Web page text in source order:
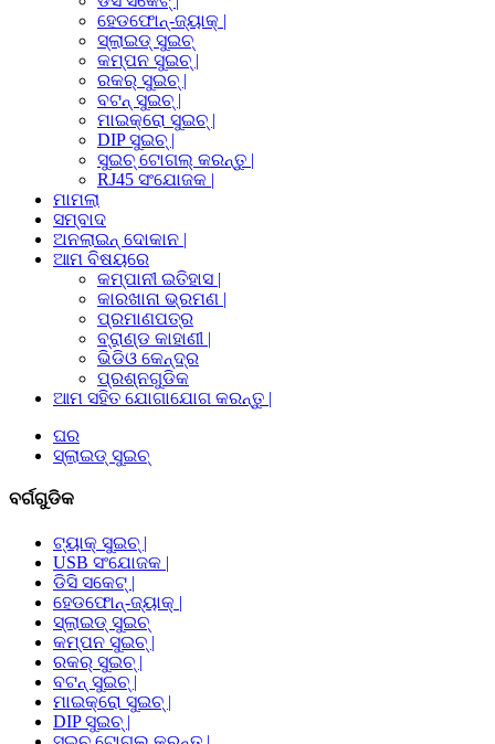
ହେଡଫୋନ୍-ଜ୍ୟାକ୍ |
ସ୍ଲାଇଡ୍ ସୁଇଚ୍
କମ୍ପନ ସୁଇଚ୍ |
ରକର୍ ସୁଇଚ୍ |
ବଟନ୍ ସୁଇଚ୍ |
ମାଇକ୍ରୋ ସୁଇଚ୍ |
DIP ସୁଇଚ୍ |
ସୁଇଚ୍ ଟୋଗଲ୍ କରନ୍ତୁ |
RJ45 ସଂଯୋଜକ |
ମାମଲା
ସମ୍ବାଦ
ଅନଲାଇନ୍ ଦୋକାନ |
ଆମ ବିଷୟରେ
କମ୍ପାନୀ ଇତିହାସ |
କାରଖାନା ଭ୍ରମଣ |
ପ୍ରମାଣପତ୍ର
ବ୍ରାଣ୍ଡ କାହାଣୀ |
ଭିଡିଓ କେନ୍ଦ୍ର
ପ୍ରଶ୍ନଗୁଡିକ
ଆମ ସହିତ ଯୋଗାଯୋଗ କରନ୍ତୁ |
ଘର
ସ୍ଲାଇଡ୍ ସୁଇଚ୍
ବର୍ଗଗୁଡିକ
ଟ୍ୟାକ୍ ସୁଇଚ୍ |
USB ସଂଯୋଜକ |
ଡିସି ସକେଟ୍ |
ହେଡଫୋନ୍-ଜ୍ୟାକ୍ |
ସ୍ଲାଇଡ୍ ସୁଇଚ୍
କମ୍ପନ ସୁଇଚ୍ |
ରକର୍ ସୁଇଚ୍ |
ବଟନ୍ ସୁଇଚ୍ |
ମାଇକ୍ରୋ ସୁଇଚ୍ |
DIP ସୁଇଚ୍ |